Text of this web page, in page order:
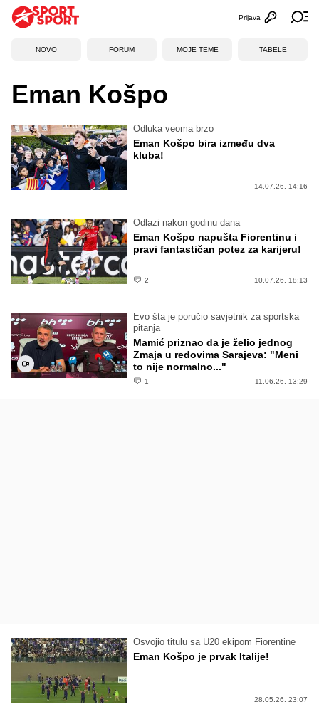
Otvori
Prijava
NOVO FORUM MOJE TEME TABELE
Eman Košpo
Odluka veoma brzo
Eman Košpo bira između dva
kluba!
14.07.26. 14:16
Odlazi nakon godinu dana
Eman Košpo napušta Fiorentinu i
pravi fantastičan potez za karijeru!
2 10.07.26. 18:13
Evo šta je poručio savjetnik za sportska
pitanja
Mamić priznao da je želio jednog
Zmaja u redovima Sarajeva: "Meni
to nije normalno..."
1 11.06.26. 13:29
Osvojio titulu sa U20 ekipom Fiorentine
Eman Košpo je prvak Italije!
28.05.26. 23:07